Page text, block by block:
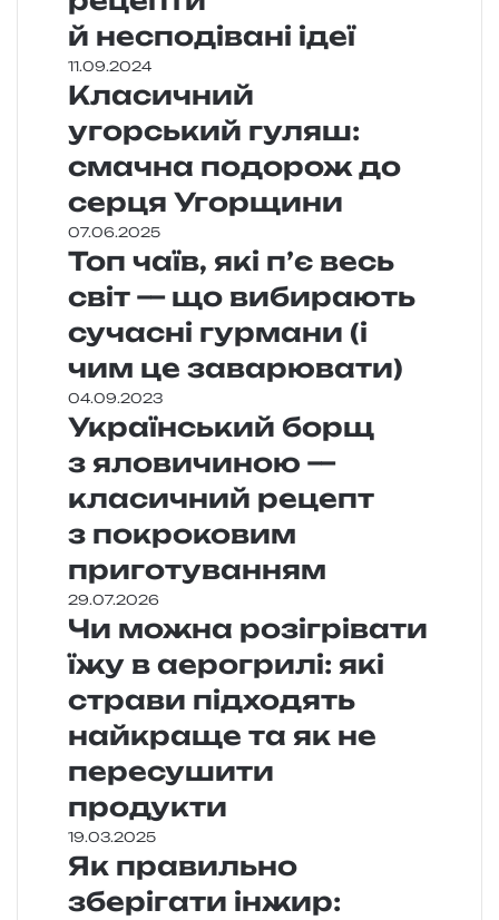
й несподівані ідеї
11.09.2024
Класичний
угорський гуляш:
смачна подорож до
серця Угорщини
07.06.2025
Топ чаїв, які п’є весь
світ — що вибирають
сучасні гурмани (і
чим це заварювати)
04.09.2023
Український борщ
з яловичиною —
класичний рецепт
з покроковим
приготуванням
29.07.2026
Чи можна розігрівати
їжу в аерогрилі: які
страви підходять
найкраще та як не
пересушити
продукти
19.03.2025
Як правильно
зберігати інжир: